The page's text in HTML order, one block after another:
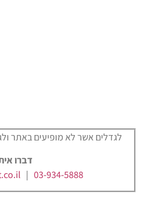
לגדלים אשר לא מופיעים באתר
דברו
03-934-5888
|